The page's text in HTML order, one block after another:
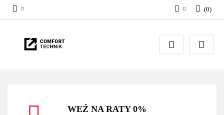
Zaloguj się
Zarejestruj się
(0)
WEŹ NA RATY 0%